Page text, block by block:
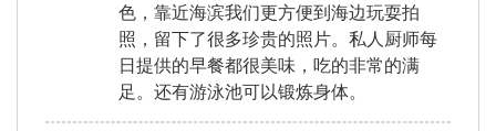
色，靠近海滨我们更方便到海边玩耍拍
照，留下了很多珍贵的照片。私人厨师每
日提供的早餐都很美味，吃的非常的满
足。还有游泳池可以锻炼身体。